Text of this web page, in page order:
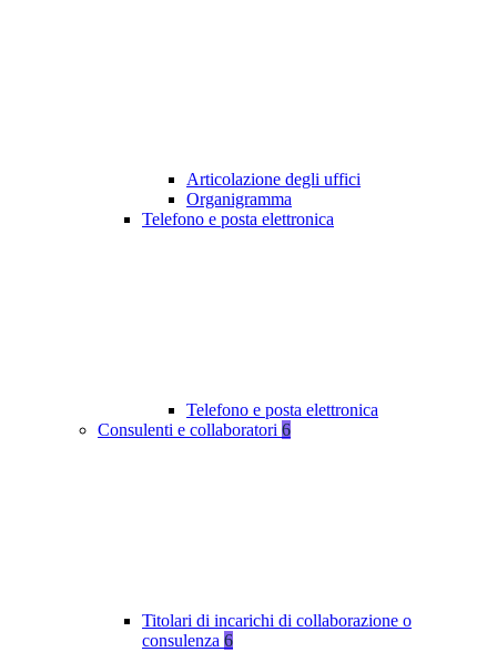
Articolazione degli uffici
Organigramma
Telefono e posta elettronica
Telefono e posta elettronica
Consulenti e collaboratori 6
Titolari di incarichi di collaborazione o
consulenza 6